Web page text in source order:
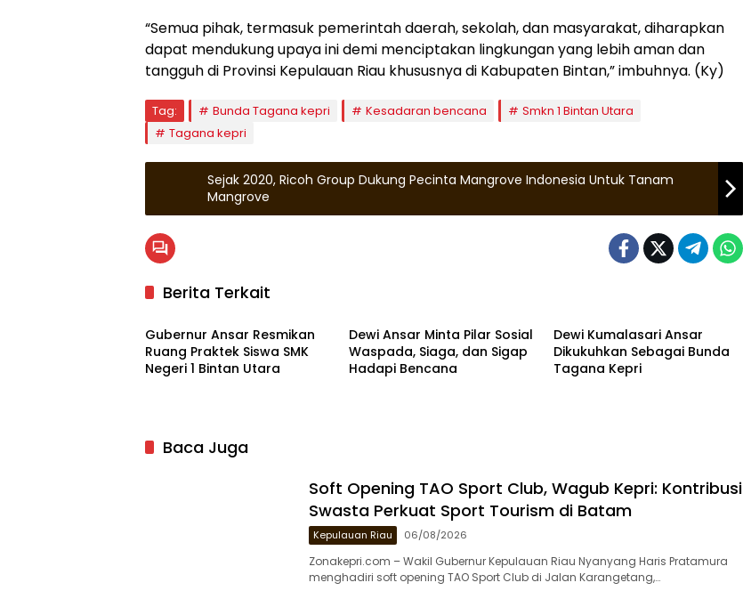
“Semua pihak, termasuk pemerintah daerah, sekolah, dan masyarakat, diharapkan
dapat mendukung upaya ini demi menciptakan lingkungan yang lebih aman dan
tangguh di Provinsi Kepulauan Riau khususnya di Kabupaten Bintan,” imbuhnya. (Ky)
Tag: Bunda Tagana kepri Kesadaran bencana
Smkn 1 Bintan Utara
Tagana kepri
Sejak 2020, Ricoh Group Dukung Pecinta Mangrove Indonesia Untuk Tanam
Mangrove
Berita Terkait
Advertorial
Gubernur Ansar Resmikan
Ruang Praktek Siswa SMK
Negeri 1 Bintan Utara
Dewi Ansar Minta Pilar Sosial
Waspada, Siaga, dan Sigap
Hadapi Bencana
Dewi Kumalasari Ansar
Dikukuhkan Sebagai Bunda
Tagana Kepri
Baca Juga
Soft Opening TAO Sport Club, Wagub Kepri: Kontribusi
Swasta Perkuat Sport Tourism di Batam
Kepulauan Riau 06/08/2026
Zonakepri.com – Wakil Gubernur Kepulauan Riau Nyanyang Haris Pratamura
menghadiri soft opening TAO Sport Club di Jalan Karangetang,…